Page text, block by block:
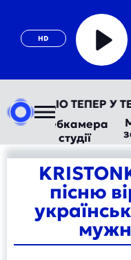
HD
Play
ТЕПЕР У
Вебкамера
студії
пісню